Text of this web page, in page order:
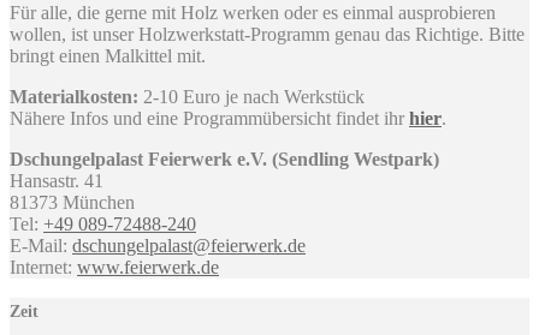
Für alle, die gerne mit Holz werken oder es einmal ausprobieren
wollen, ist unser Holzwerkstatt-Programm genau das Richtige. Bitte
bringt einen Malkittel mit.
Materialkosten: 2-10 Euro je nach Werkstück
Nähere Infos und eine Programmübersicht findet ihr hier.
Dschungelpalast Feierwerk e.V. (Sendling Westpark)
Hansastr. 41
81373 München
Tel: +49 089-72488-240
E-Mail: dschungelpalast@feierwerk.de
Internet: www.feierwerk.de
Zeit